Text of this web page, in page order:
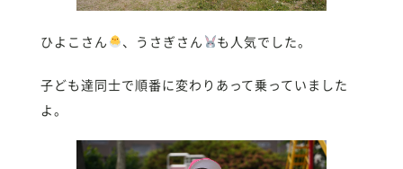
ひよこさん 、うさぎさん も人気でした。
子ども達同士で順番に変わりあって乗っていました
よ。